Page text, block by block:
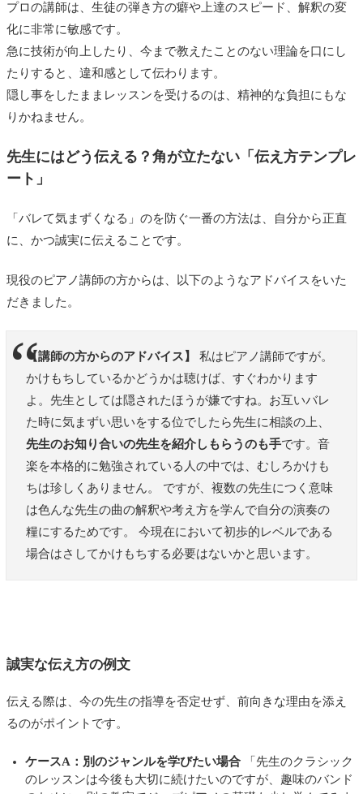
プロの講師は、生徒の弾き方の癖や上達のスピード、解釈の変
化に非常に敏感です。
急に技術が向上したり、今まで教えたことのない理論を口にし
たりすると、違和感として伝わります。
隠し事をしたままレッスンを受けるのは、精神的な負担にもな
りかねません。
先生にはどう伝える？角が立たない「伝え方テンプレ
ート」
「バレて気まずくなる」のを防ぐ一番の方法は、自分から正直
に、かつ誠実に伝えることです。
現役のピアノ講師の方からは、以下のようなアドバイスをいた
だきました。
【講師の方からのアドバイス】
私はピアノ講師ですが。
かけもちしているかどうかは聴けば、すぐわかります
よ。先生としては隠されたほうが嫌ですね。お互いバレ
た時に気まずい思いをする位でしたら先生に相談の上、
先生のお知り合いの先生を紹介しもらうのも手です。音
楽を本格的に勉強されている人の中では、むしろかけも
ちは珍しくありません。 ですが、複数の先生につく意味
は色んな先生の曲の解釈や考え方を学んで自分の演奏の
糧にするためです。 今現在において初歩的レベルである
場合はさしてかけもちする必要はないかと思います。
誠実な伝え方の例文
伝える際は、今の先生の指導を否定せず、前向きな理由を添え
るのがポイントです。
ケースA：別のジャンルを学びたい場合「先生のクラシック
のレッスンは今後も大切に続けたいのですが、趣味のバンド